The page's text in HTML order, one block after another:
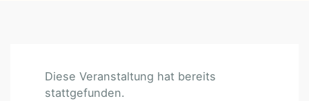
Diese Veranstaltung hat bereits
stattgefunden.